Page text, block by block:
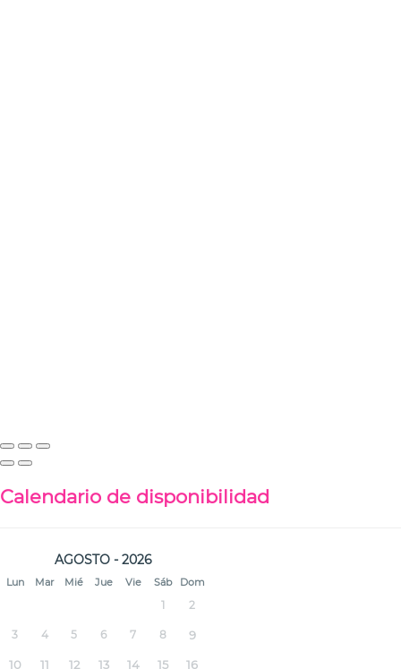
Calendario de disponibilidad
AGOSTO - 2026
Lun Mar Mié Jue Vie Sáb Dom
1 2
3 4 5 6 7 8 9
10 11 12 13 14 15 16